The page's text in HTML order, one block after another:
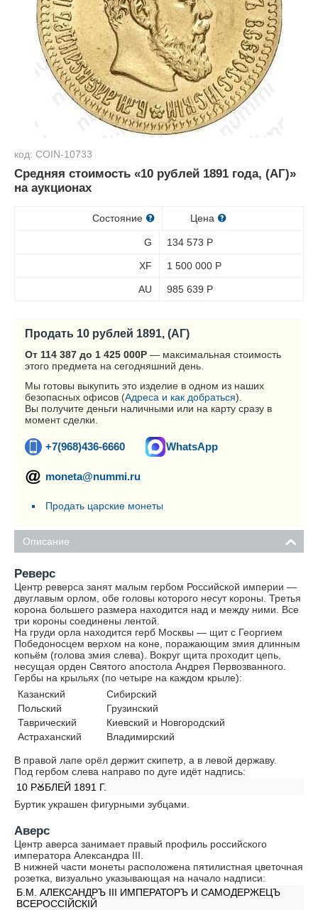
код: COIN-10733
Средняя стоимость «10 рублей 1891 года, (АГ)»
на аукционах
Состояние Цена
G 134 573 Р
XF 1 500 000 Р
AU 985 639 Р
Продать 10 рублей 1891, (АГ)
От 114 387 до 1 425 000Р — максимальная стоимость
этого предмета на сегодняшний день.
Мы готовы выкупить это изделие в одном из наших
безопасных офисов (Адреса и как добраться).
Вы получите деньги наличными или на карту сразу в
момент сделки.
+7(968)436-6660 WhatsApp
moneta@nummi.ru
Продать царские монеты
Описание
Реверс
Центр реверса занят малым гербом Российской империи —
двуглавым орлом, обе головы которого несут короны. Третья
корона большего размера находится над и между ними. Все
три короны соединены лентой.
На груди орла находится герб Москвы — щит с Георгием
Победоносцем верхом на коне, поражающим змия длинным
копьём (голова змия слева). Вокруг щита проходит цепь,
несущая орден Святого апостола Андрея Первозванного.
Гербы на крыльях (по четыре на каждом крыле):
Казанский
Польский
Таврический
Астраханский
Сибирский
Грузинский
Киевский и Новгородский
Владимирский
В правой лапе орёл держит скипетр, а в левой державу.
Под гербом слева направо по дуге идёт надпись:
10 РꙊБЛЕЙ 1891 Г.
Буртик украшен фигурными зубцами.
Аверс
Центр аверса занимает правый профиль российского
императора Александра III.
В нижней части монеты расположена пятилистная цветочная
розетка, визуально указывающая на начало надписи:
Б.М. АЛЕКСАНДРЪ III ИМПЕРАТОРЪ И САМОДЕРЖЕЦЪ
ВСЕРОССIЙСКIЙ